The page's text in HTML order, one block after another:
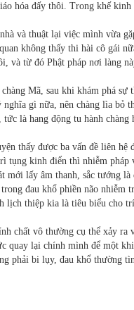
hóa đấy thôi. Trong khế
và thuật lại việc mình vừa
không thấy thi hài cô gái
và từ đó Phật pháp nơi làng
chàng Mã, sau khi khám phá
nghĩa gì nữa, nên chàng lìa bỏ
là hang động tu hành
thấy được ba vấn đề liên
tụng kinh điển thì nhiễm
mới lấy âm thanh, sắc tướng
đau khổ phiền não nhiễm
lịch thiệp kia là tiêu biểu cho
chất vô thường cụ thể xảy ra
quay lại chính mình để một
phải bi lụy, đau khổ thường